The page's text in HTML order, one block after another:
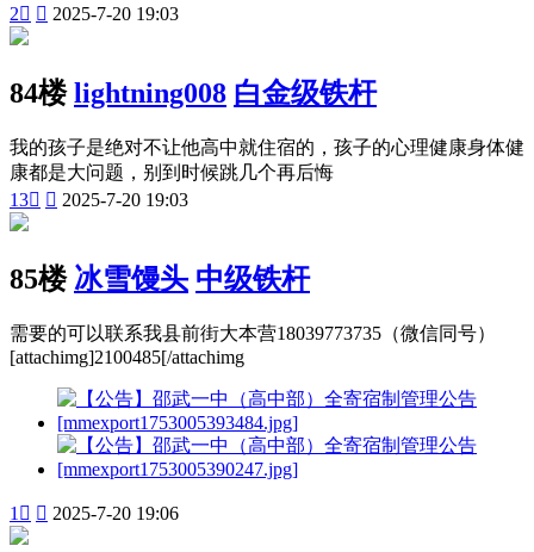
2  2025-7-20 19:03
84楼 lightning008 白金级铁杆
我的孩子是绝对不让他高中就住宿的，孩子的心理健康身体健
康都是大问题，别到时候跳几个再后悔
13  2025-7-20 19:03
85楼 冰雪馒头 中级铁杆
需要的可以联系我县前街大本营18039773735（微信同号）
[attachimg]2100485[/attachimg
1   2025-7-20 19:06